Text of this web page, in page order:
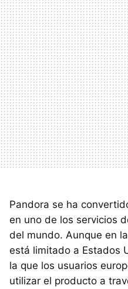
Pandora se ha
en uno de los servicios
del mundo. Aunque en
está limitado a Estados
la que los usuarios
utilizar el producto a